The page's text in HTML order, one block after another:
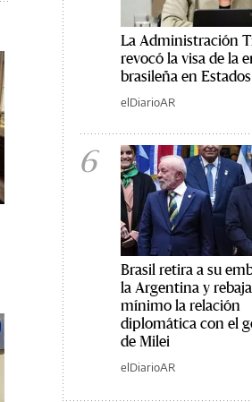
La Administración
revocó la visa de la
brasileña en
elDiarioAR
6
Brasil retira a su
la Argentina y
mínimo la relación
diplomática con el
de Milei
elDiarioAR